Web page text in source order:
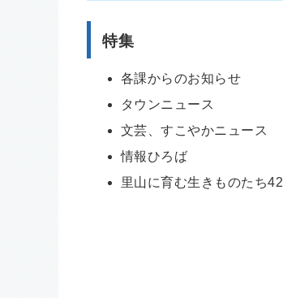
特集
各課からのお知らせ
タウンニュース
文芸、すこやかニュース
情報ひろば
里山に育む生きものたち42